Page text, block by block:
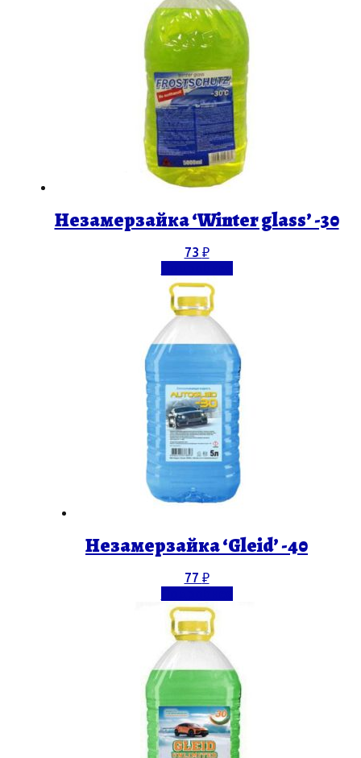
Незамерзайка ‘Winter glass’ -30
73 ₽
Незамерзайка ‘Gleid’ -40
77 ₽